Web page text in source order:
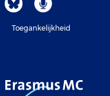
Toegankelijkheid